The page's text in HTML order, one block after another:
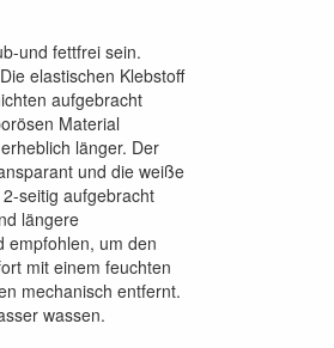
und fettfrei sein.
elastischen Klebstoff
aufgebracht
Material
länger. Der
und die weiße
seitig aufgebracht
längere
empfohlen, um den
mit einem feuchten
mechanisch entfernt.
wassen.